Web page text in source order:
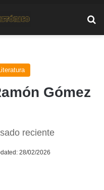
Gómez
reciente
28/02/2026